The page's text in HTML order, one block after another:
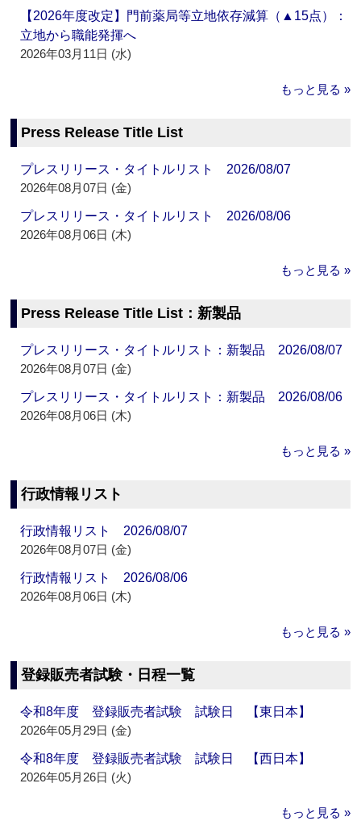
【2026年度改定】門前薬局等立地依存減算（▲15点）：
立地から職能発揮へ
2026年03月11日 (水)
もっと見る »
Press Release Title List
プレスリリース・タイトルリスト 2026/08/07
2026年08月07日 (金)
プレスリリース・タイトルリスト 2026/08/06
2026年08月06日 (木)
もっと見る »
Press Release Title List：新製品
プレスリリース・タイトルリスト：新製品 2026/08/07
2026年08月07日 (金)
プレスリリース・タイトルリスト：新製品 2026/08/06
2026年08月06日 (木)
もっと見る »
行政情報リスト
行政情報リスト 2026/08/07
2026年08月07日 (金)
行政情報リスト 2026/08/06
2026年08月06日 (木)
もっと見る »
登録販売者試験・日程一覧
令和8年度 登録販売者試験 試験日 【東日本】
2026年05月29日 (金)
令和8年度 登録販売者試験 試験日 【西日本】
2026年05月26日 (火)
もっと見る »